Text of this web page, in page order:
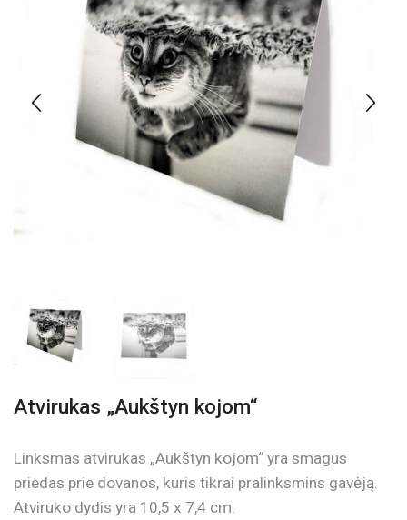
Atvirukas „Aukštyn kojom“
Linksmas atvirukas „Aukštyn kojom“ yra smagus
priedas prie dovanos, kuris tikrai pralinksmins gavėją.
Atviruko dydis yra 10,5 x 7,4 cm.